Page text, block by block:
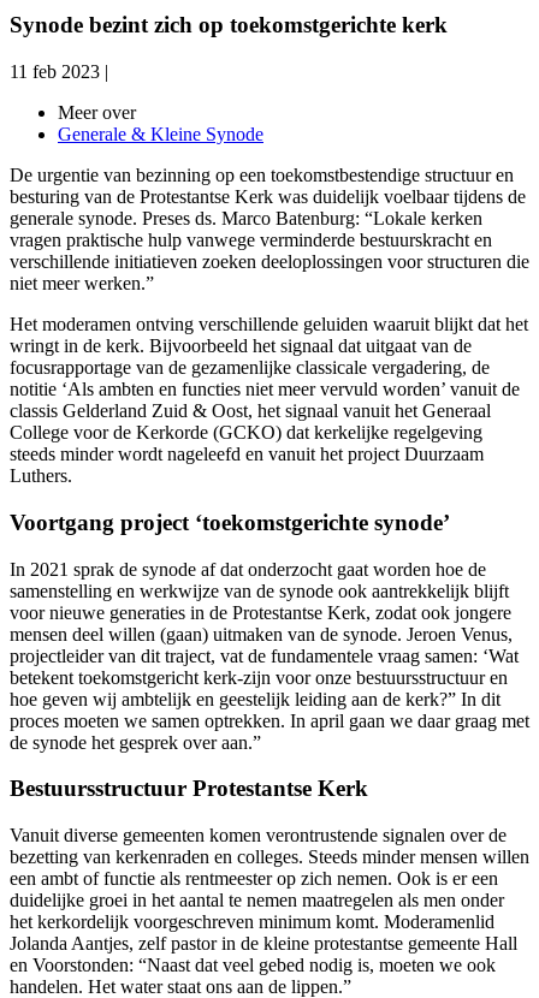
Synode bezint zich op toekomstgerichte kerk
11 feb 2023 |
Meer over
Generale & Kleine Synode
De urgentie van bezinning op een toekomstbestendige structuur en
besturing van de Protestantse Kerk was duidelijk voelbaar tijdens de
generale synode. Preses ds. Marco Batenburg: “Lokale kerken
vragen praktische hulp vanwege verminderde bestuurskracht en
verschillende initiatieven zoeken deeloplossingen voor structuren die
niet meer werken.”
Het moderamen ontving verschillende geluiden waaruit blijkt dat het
wringt in de kerk. Bijvoorbeeld het signaal dat uitgaat van de
focusrapportage van de gezamenlijke classicale vergadering, de
notitie ‘Als ambten en functies niet meer vervuld worden’ vanuit de
classis Gelderland Zuid & Oost, het signaal vanuit het Generaal
College voor de Kerkorde (GCKO) dat kerkelijke regelgeving
steeds minder wordt nageleefd en vanuit het project Duurzaam
Luthers.
Voortgang project ‘toekomstgerichte synode’
In 2021 sprak de synode af dat onderzocht gaat worden hoe de
samenstelling en werkwijze van de synode ook aantrekkelijk blijft
voor nieuwe generaties in de Protestantse Kerk, zodat ook jongere
mensen deel willen (gaan) uitmaken van de synode. Jeroen Venus,
projectleider van dit traject, vat de fundamentele vraag samen: ‘Wat
betekent toekomstgericht kerk-zijn voor onze bestuursstructuur en
hoe geven wij ambtelijk en geestelijk leiding aan de kerk?” In dit
proces moeten we samen optrekken. In april gaan we daar graag met
de synode het gesprek over aan.”
Bestuursstructuur Protestantse Kerk
Vanuit diverse gemeenten komen verontrustende signalen over de
bezetting van kerkenraden en colleges. Steeds minder mensen willen
een ambt of functie als rentmeester op zich nemen. Ook is er een
duidelijke groei in het aantal te nemen maatregelen als men onder
het kerkordelijk voorgeschreven minimum komt. Moderamenlid
Jolanda Aantjes, zelf pastor in de kleine protestantse gemeente Hall
en Voorstonden: “Naast dat veel gebed nodig is, moeten we ook
handelen. Het water staat ons aan de lippen.”